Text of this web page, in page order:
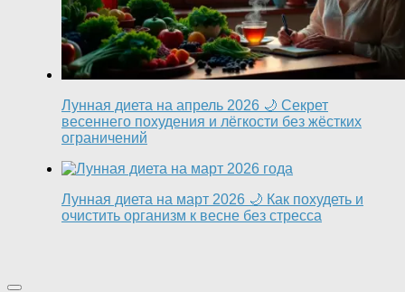
Лунная диета на апрель 2026 🌙 Секрет
весеннего похудения и лёгкости без жёстких
ограничений
Лунная диета на март 2026 🌙 Как похудеть и
очистить организм к весне без стресса